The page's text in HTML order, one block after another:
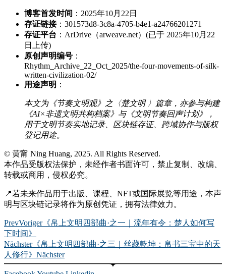
博客首发时间 ：2025年10月22日
存证链接：301573d8-3c8a-4705-b4e1-a24766201271
存证平台 ：ArDrive（arweave.net）(已于 2025年10月22
日上传)
原创声明编号 ：
Rhythm_Archive_22_Oct_2025/the-four-movements-of-silk-
written-civilization-02/
用途声明 ：
本文为《节奏文明观》之〈楚文明 〉篇章，亦参与构建
《AI×非遗文明共构档案》与《文明节奏回声计划》，
用于文明节奏实地记录、区块链存证、跨域协作与版权
登记用途。
© 黄甯 Ning Huang, 2025. All Rights Reserved.
本作品受版权法保护，未经作者书面许可，禁止复制、改编、
转载或商用，侵权必究。
📍若未来作品用于出版、课程、NFT或国际展览等用途，本声
明与区块链记录将作为原创凭证，拥有法律效力。
PrevVoriger《帛上文明四部曲·之一｜流年有令：楚人如何写
下时间》
Nächster《帛上文明四部曲·之三｜丝藏乾坤：帛书三宝中的天
人修行》 Nächster